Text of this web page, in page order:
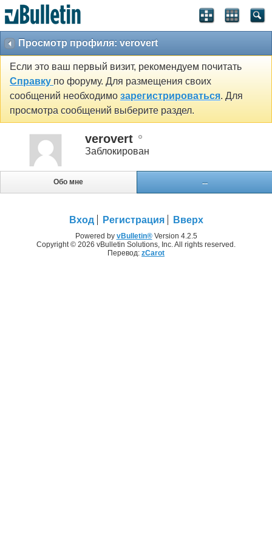
Просмотр профиля: verovert
Если это ваш первый визит, рекомендуем почитать
Справку по форуму. Для размещения своих
сообщений необходимо зарегистрироваться. Для
просмотра сообщений выберите раздел.
verovert
Заблокирован
Обо мне ...
Вход Регистрация Вверх
Powered by vBulletin®Version 4.2.5
Copyright © 2026 vBulletin Solutions, Inc. All rights reserved.
Перевод: zCarot